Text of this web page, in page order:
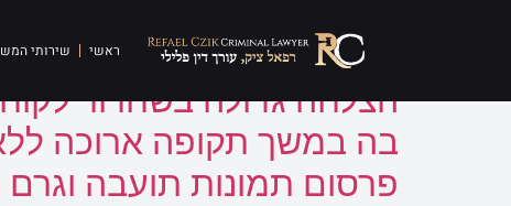
ראשי שירותי תגית:פרסום תועבה
הצלחה גדולה בשחרור
בה במשך תקופה ארוכה
פרסום תמונות תועבה